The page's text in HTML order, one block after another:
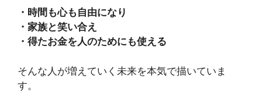
・時間も心も自由になり
・家族と笑い合え
・得たお金を人のためにも使える
そんな人が増えていく未来を本気で描いていま
す。